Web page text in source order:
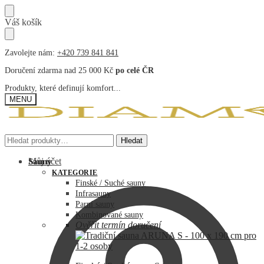
Přeskočit
na
navigaci
Přeskočit
na
obsah
Váš košík
Zavolejte nám: +420 739 841 841
Doručení zdarma nad 25 000 Kč po celé ČR
Produkty, které definují komfort...
MENU
Hledat: Hledat
Můj účet
Hledat: Hledat
Sauny
KATEGORIE
Finské / Suché sauny
Infrasauny
Parní sauny
Kombinované sauny
Ověřit termín doručení